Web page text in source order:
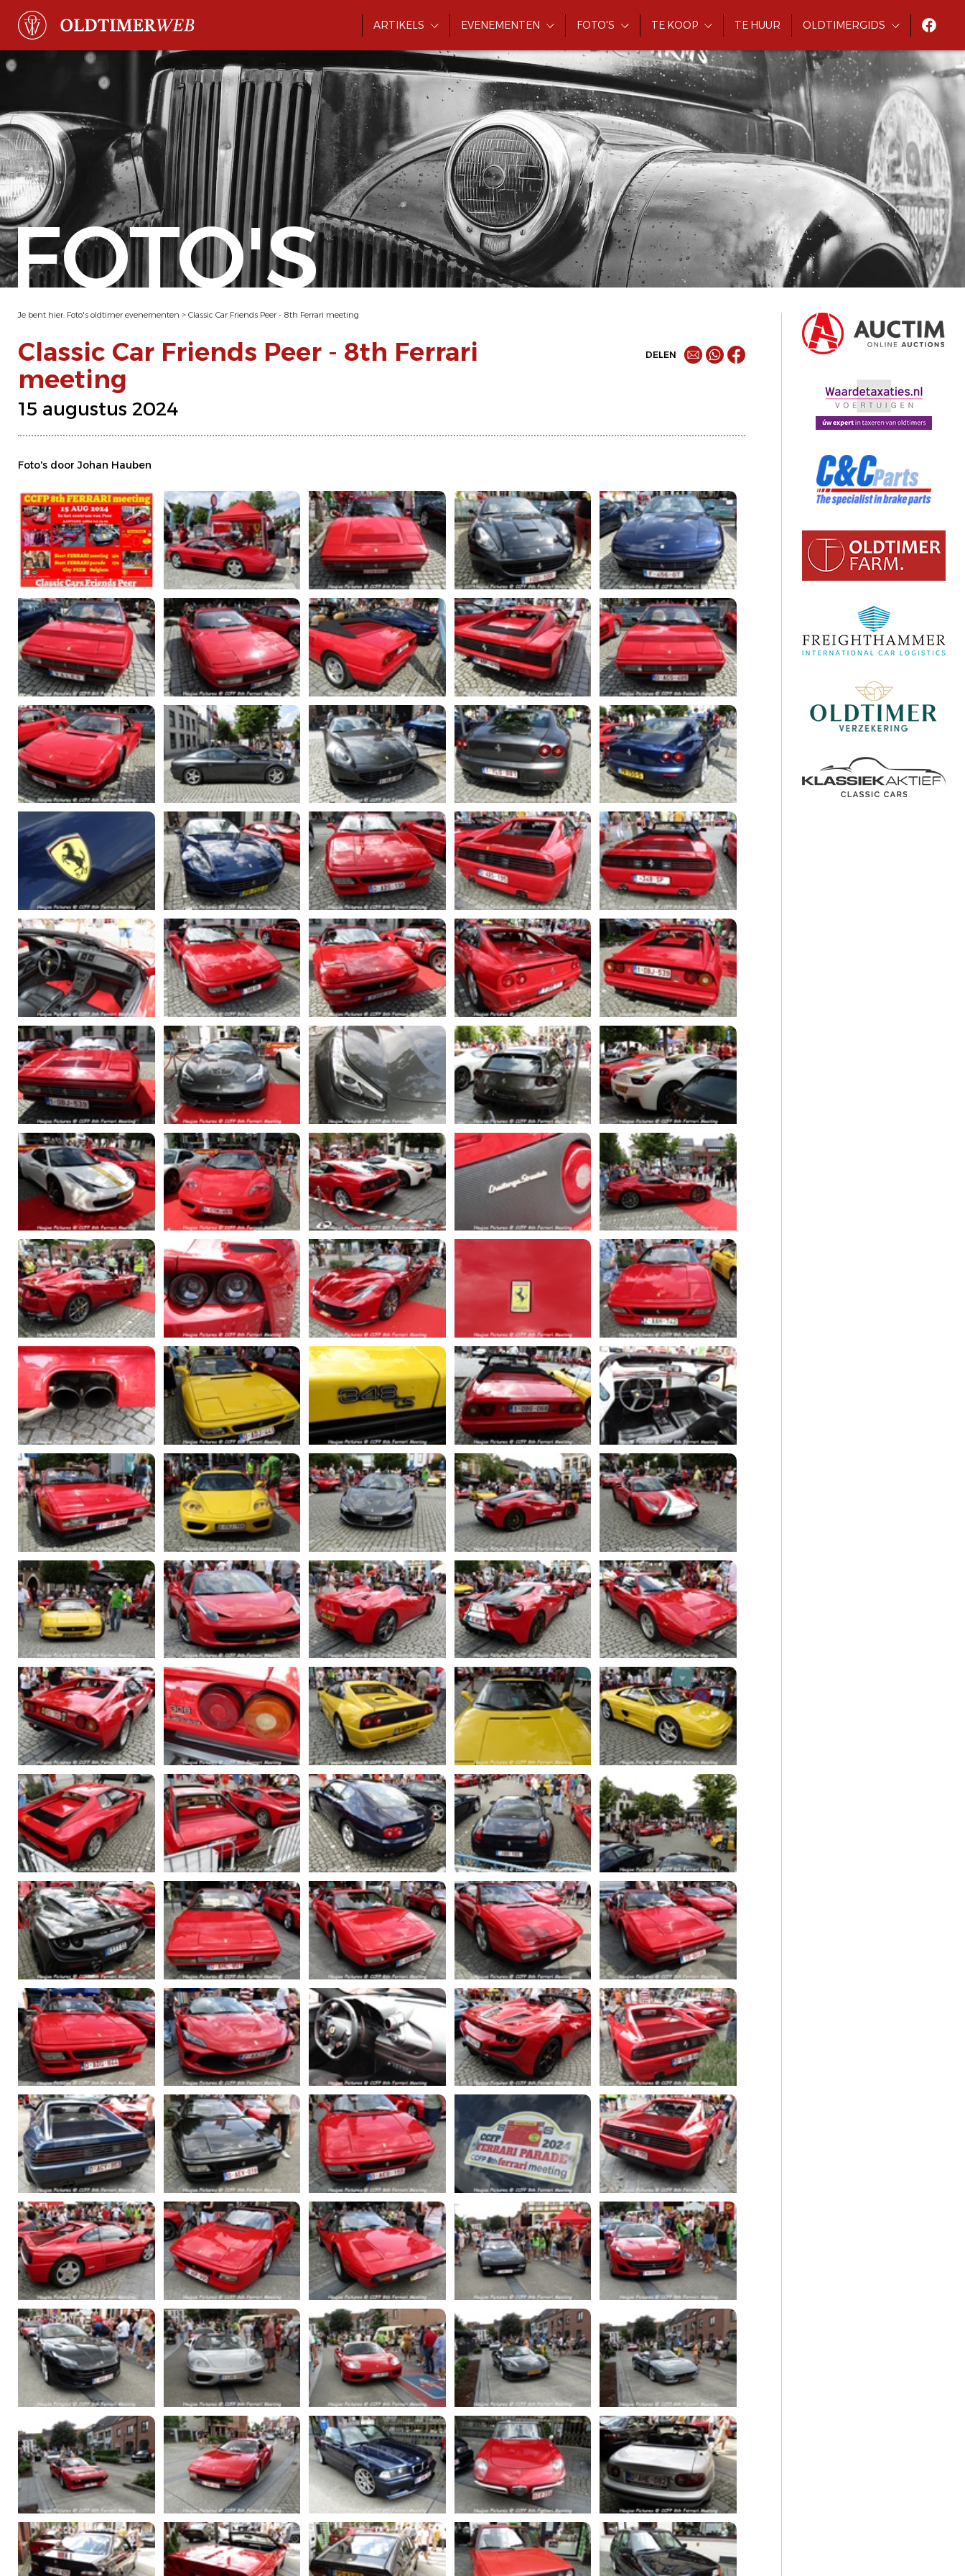
ARTIKELS EVENEMENTEN FOTO'S TE KOOP TE HUUR OLDTIMERGIDS
FOTO'S
Je bent hier: Foto's oldtimer evenementen > Classic Car Friends Peer - 8th Ferrari meeting
Classic Car Friends Peer - 8th Ferrari
meeting
15 augustus 2024
DELEN
Foto's door Johan Hauben